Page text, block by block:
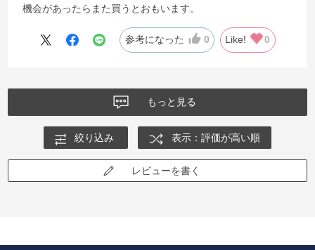
機会があったらまた買うとおもいます。
参考になった 0 Like! 0
もっと見る
絞り込み 表示：評価が高い順
レビューを書く